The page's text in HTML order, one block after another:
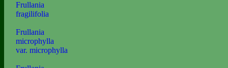
Frullania
fragilifolia
Frullania
microphylla
var. microphylla